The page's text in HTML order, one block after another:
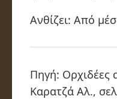
Ανθίζει: Από
Πηγή: Ορχιδέες
Καρατζά Αλ.,